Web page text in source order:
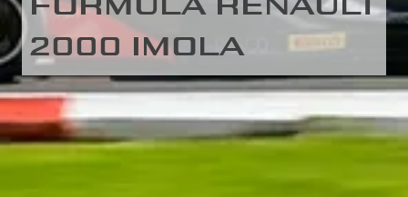
FORMULA RENAULT
2000 IMOLA